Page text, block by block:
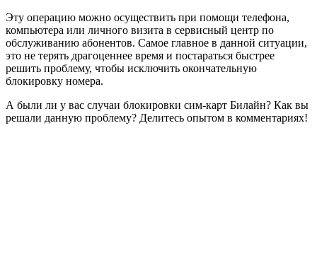
Эту операцию можно осуществить при помощи телефона,
компьютера или личного визита в сервисный центр по
обслуживанию абонентов. Самое главное в данной ситуации,
это не терять драгоценнее время и постараться быстрее
решить проблему, чтобы исключить окончательную
блокировку номера.
А были ли у вас случаи блокировки сим-карт Билайн? Как вы
решали данную проблему? Делитесь опытом в комментариях!